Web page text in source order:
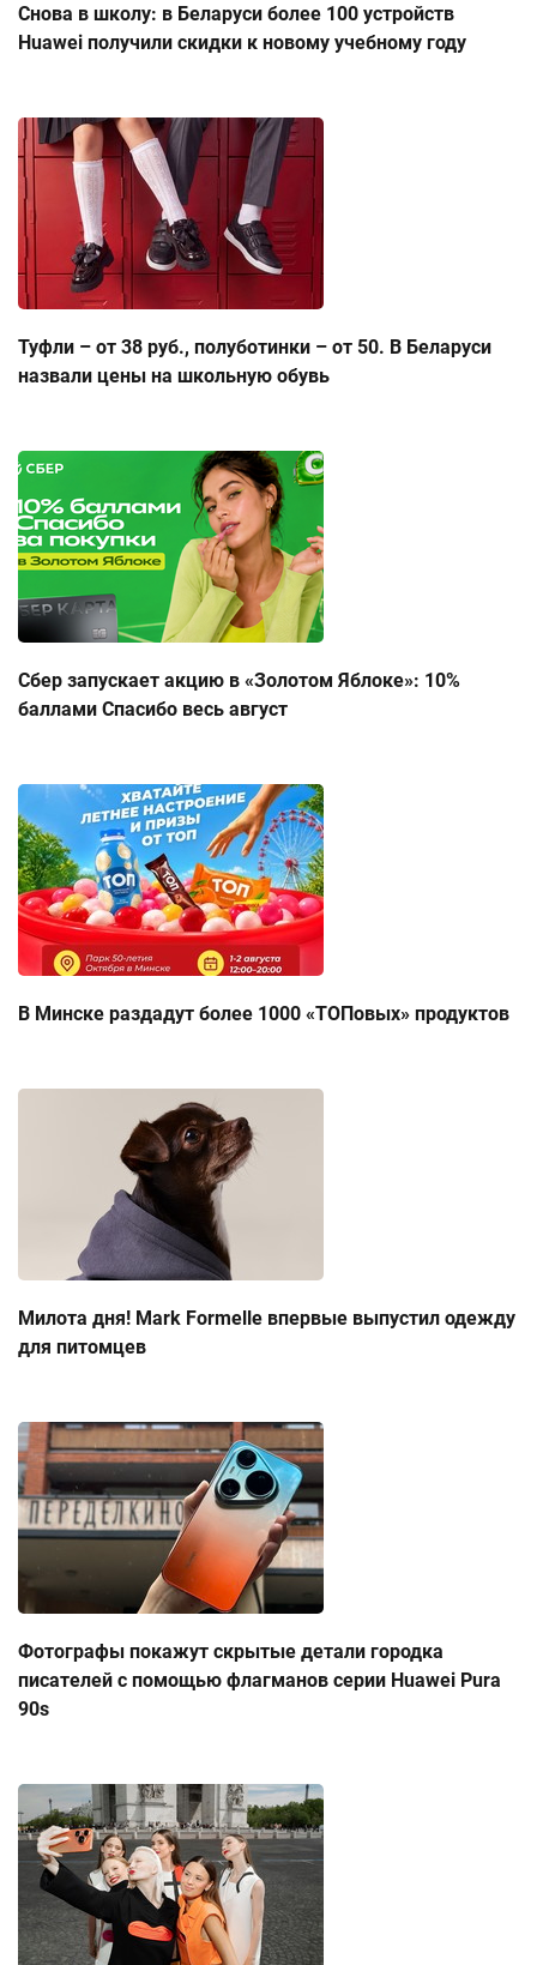
Снова в школу: в Беларуси более 100 устройств
Huawei получили скидки к новому учебному году
Туфли – от 38 руб., полуботинки – от 50. В Беларуси
назвали цены на школьную обувь
Сбер запускает акцию в «Золотом Яблоке»: 10%
баллами Спасибо весь август
В Минске раздадут более 1000 «ТОПовых» продуктов
Милота дня! Mark Formelle впервые выпустил одежду
для питомцев
Фотографы покажут скрытые детали городка
писателей с помощью флагманов серии Huawei Pura
90s